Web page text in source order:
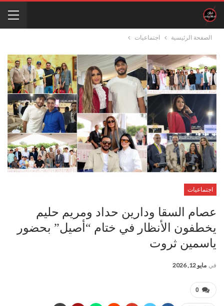
الصفحة الرئيسية اجتماعيات
اجتماعيات
عصام السقا ودارين حداد ومريم حليم
يخطفون الأنظار في ختام “أصيل” بحضور
ياسمين ثروت
في مايو 12, 2026
0